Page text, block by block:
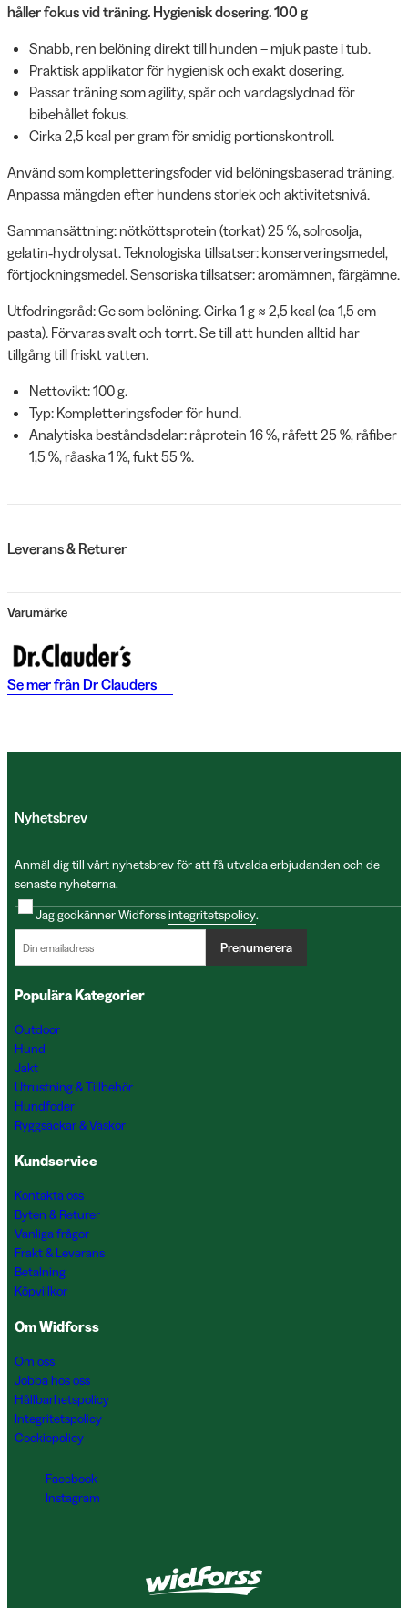
håller fokus vid träning. Hygienisk dosering. 100 g
Snabb, ren belöning direkt till hunden – mjuk paste i tub.
Praktisk applikator för hygienisk och exakt dosering.
Passar träning som agility, spår och vardagslydnad för
bibehållet fokus.
Cirka 2,5 kcal per gram för smidig portionskontroll.
Använd som kompletteringsfoder vid belöningsbaserad träning.
Anpassa mängden efter hundens storlek och aktivitetsnivå.
Sammansättning: nötköttsprotein (torkat) 25 %, solrosolja,
gelatin‑hydrolysat. Teknologiska tillsatser: konserveringsmedel,
förtjockningsmedel. Sensoriska tillsatser: aromämnen, färgämne.
Utfodringsråd: Ge som belöning. Cirka 1 g ≈ 2,5 kcal (ca 1,5 cm
pasta). Förvaras svalt och torrt. Se till att hunden alltid har
tillgång till friskt vatten.
Nettovikt: 100 g.
Typ: Kompletteringsfoder för hund.
Analytiska beståndsdelar: råprotein 16 %, råfett 25 %, råfiber
1,5 %, råaska 1 %, fukt 55 %.
Leverans & Returer
Varumärke
Se mer från Dr Clauders
Nyhetsbrev
Anmäl dig till vårt nyhetsbrev för att få utvalda erbjudanden och de
senaste nyheterna.
Jag godkänner Widforssintegritetspolicy.
Prenumerera
Populära Kategorier
Outdoor
Hund
Jakt
Utrustning & Tillbehör
Hundfoder
Ryggsäckar & Väskor
Kundservice
Kontakta oss
Byten & Returer
Vanliga frågor
Frakt & Leverans
Betalning
Köpvillkor
Om Widforss
Om oss
Jobba hos oss
Hållbarhetspolicy
Integritetspolicy
Cookiepolicy
Facebook
Instagram